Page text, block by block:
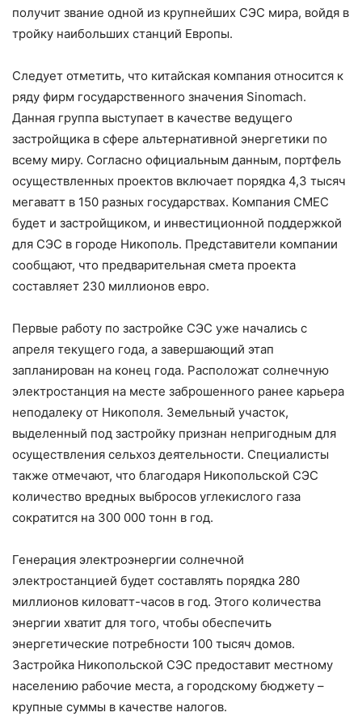
получит звание одной из крупнейших СЭС мира, войдя в
тройку наибольших станций Европы.
Следует отметить, что китайская компания относится к
ряду фирм государственного значения Sinomach.
Данная группа выступает в качестве ведущего
застройщика в сфере альтернативной энергетики по
всему миру. Согласно официальным данным, портфель
осуществленных проектов включает порядка 4,3 тысяч
мегаватт в 150 разных государствах. Компания СМЕС
будет и застройщиком, и инвестиционной поддержкой
для СЭС в городе Никополь. Представители компании
сообщают, что предварительная смета проекта
составляет 230 миллионов евро.
Первые работу по застройке СЭС уже начались с
апреля текущего года, а завершающий этап
запланирован на конец года. Расположат солнечную
электростанция на месте заброшенного ранее карьера
неподалеку от Никополя. Земельный участок,
выделенный под застройку признан непригодным для
осуществления сельхоз деятельности. Специалисты
также отмечают, что благодаря Никопольской СЭС
количество вредных выбросов углекислого газа
сократится на 300 000 тонн в год.
Генерация электроэнергии солнечной
электростанцией будет составлять порядка 280
миллионов киловатт-часов в год. Этого количества
энергии хватит для того, чтобы обеспечить
энергетические потребности 100 тысяч домов.
Застройка Никопольской СЭС предоставит местному
населению рабочие места, а городскому бюджету –
крупные суммы в качестве налогов.